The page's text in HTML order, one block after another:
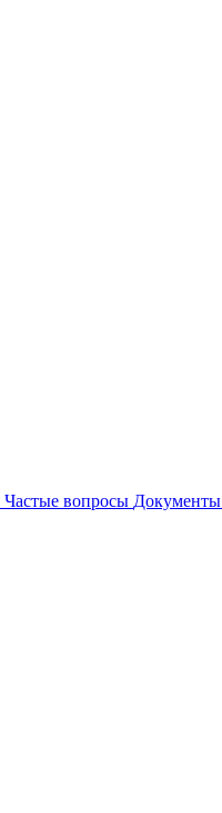
Частые вопросы Документы